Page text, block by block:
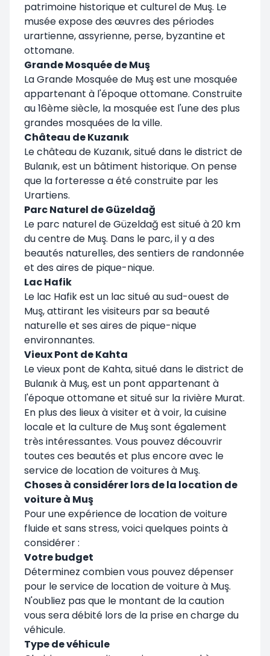
patrimoine historique et culturel de Muş. Le
musée expose des œuvres des périodes
urartienne, assyrienne, perse, byzantine et
ottomane.
Grande Mosquée de Muş
La Grande Mosquée de Muş est une mosquée
appartenant à l'époque ottomane. Construite
au 16ème siècle, la mosquée est l'une des plus
grandes mosquées de la ville.
Château de Kuzanık
Le château de Kuzanık, situé dans le district de
Bulanık, est un bâtiment historique. On pense
que la forteresse a été construite par les
Urartiens.
Parc Naturel de Güzeldağ
Le parc naturel de Güzeldağ est situé à 20 km
du centre de Muş. Dans le parc, il y a des
beautés naturelles, des sentiers de randonnée
et des aires de pique-nique.
Lac Hafik
Le lac Hafik est un lac situé au sud-ouest de
Muş, attirant les visiteurs par sa beauté
naturelle et ses aires de pique-nique
environnantes.
Vieux Pont de Kahta
Le vieux pont de Kahta, situé dans le district de
Bulanık à Muş, est un pont appartenant à
l'époque ottomane et situé sur la rivière Murat.
En plus des lieux à visiter et à voir, la cuisine
locale et la culture de Muş sont également
très intéressantes. Vous pouvez découvrir
toutes ces beautés et plus encore avec le
service de location de voitures à Muş.
Choses à considérer lors de la location de
voiture à Muş
Pour une expérience de location de voiture
fluide et sans stress, voici quelques points à
considérer :
Votre budget
Déterminez combien vous pouvez dépenser
pour le service de location de voiture à Muş.
N'oubliez pas que le montant de la caution
vous sera débité lors de la prise en charge du
véhicule.
Type de véhicule